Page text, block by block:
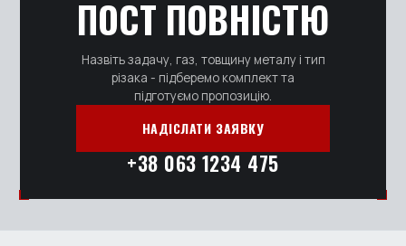
ПОСТ ПОВНІСТЮ
Назвіть задачу, газ, товщину металу і тип
різака - підберемо комплект та
підготуємо пропозицію.
НАДІСЛАТИ ЗАЯВКУ
+38 063 1234 475